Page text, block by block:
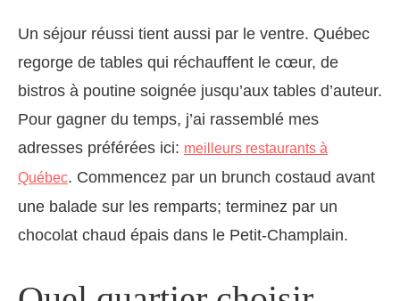
Un séjour réussi tient aussi par le ventre. Québec
regorge de tables qui réchauffent le cœur, de
bistros à poutine soignée jusqu’aux tables d’auteur.
Pour gagner du temps, j’ai rassemblé mes
adresses préférées ici: meilleurs restaurants à
Québec. Commencez par un brunch costaud avant
une balade sur les remparts; terminez par un
chocolat chaud épais dans le Petit-Champlain.